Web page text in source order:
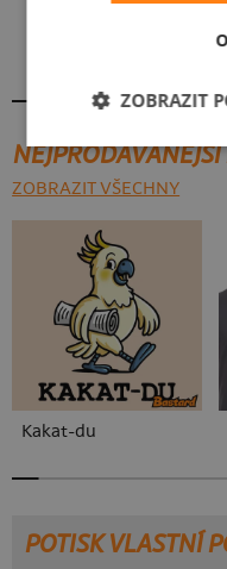
ZOBRAZIT VŠECHNY
Kakat-du
POTISK VLASTNÍ
ZOBRAZIT